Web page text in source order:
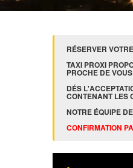
RÉSERVER
TAXI PROXI
PROCHE DE
DÉS
CONTENANT LES
NOTRE ÉQUIPE
CONFIRMATION